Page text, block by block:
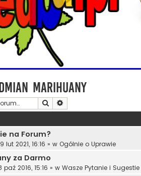
Marihuany
Szukaj
na Forum?
lut 2021, 16:16 » w Ogólnie o Uprawie
za Darmo
paź 2016, 15:16 » w Wasze Pytanie i Sugestie